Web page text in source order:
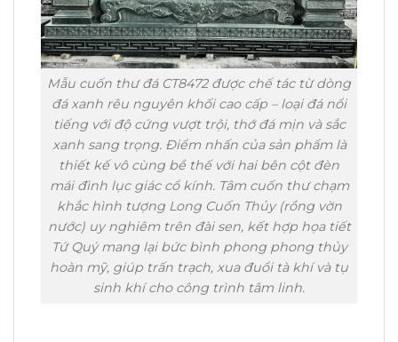
Mẫu cuốn thư đá CT8472 được chế tác từ dòng
đá xanh rêu nguyên khối cao cấp – loại đá nổi
tiếng với độ cứng vượt trội, thớ đá mịn và sắc
xanh sang trọng. Điểm nhấn của sản phẩm là
thiết kế vô cùng bề thế với hai bên cột đèn
mái đình lục giác cổ kính. Tâm cuốn thư chạm
khắc hình tượng Long Cuốn Thủy (rồng vờn
nước) uy nghiêm trên đài sen, kết hợp họa tiết
Tứ Quý mang lại bức bình phong phong thủy
hoàn mỹ, giúp trấn trạch, xua đuổi tà khí và tụ
sinh khí cho công trình tâm linh.